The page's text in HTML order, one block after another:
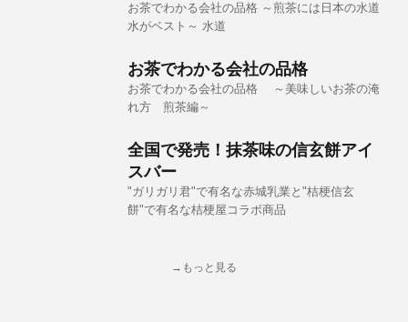
お茶でわかる会社の品格 ～煎茶には日本の水道
水がベスト～ 水道
お茶でわかる会社の品格
お茶でわかる会社の品格 ～美味しいお茶の淹
れ方 煎茶編～
全国で発売！抹茶味の信玄餅アイ
スバー
"ガリガリ君"で有名な赤城乳業と"桔梗信玄
餅"で有名な桔梗屋コラボ商品
→もっと見る